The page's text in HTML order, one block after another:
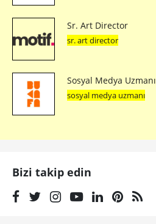
Sr. Art Director
sr. art director
Sosyal Medya Uzmanı
sosyal medya uzmanı
Bizi takip edin